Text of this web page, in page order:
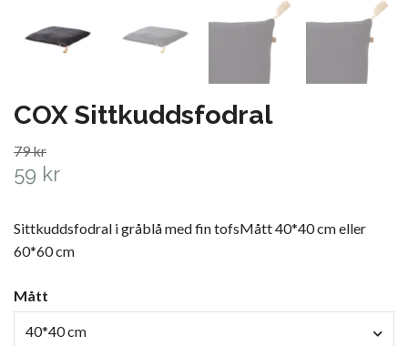
COX Sittkuddsfodral
79 kr
59 kr
Sittkuddsfodral i gråblå med fin tofsMått 40*40 cm eller
60*60 cm
Mått
40*40 cm